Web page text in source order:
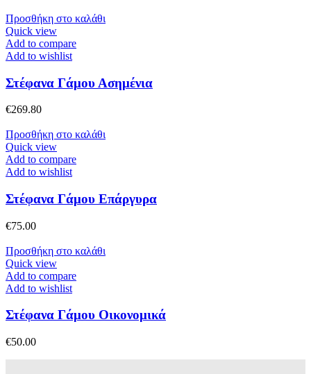
Προσθήκη στο καλάθι
Quick view
Add to compare
Add to wishlist
Στέφανα Γάμου Ασημένια
€269.80
Προσθήκη στο καλάθι
Quick view
Add to compare
Add to wishlist
Στέφανα Γάμου Επάργυρα
€75.00
Προσθήκη στο καλάθι
Quick view
Add to compare
Add to wishlist
Στέφανα Γάμου Οικονομικά
€50.00